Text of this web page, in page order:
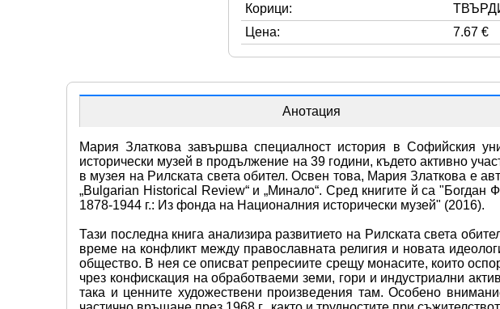
Корици:
Цена:
7.67 €
Анотация
Мария Златкова завършва специалност история в Софийския
исторически музей в продължение на 39 години, където активно
в музея на Рилската света обител. Освен това, Мария Златкова е
„Bulgarian Historical Review“ и „Минало“. Сред книгите й са
1878-1944 г.: Из фонда на Националния исторически музей" (2016).
Тази последна книга анализира развитието на Рилската света
време на конфликт между православната религия и новата
общество. В нея се описват репресиите срещу монасите, които
чрез конфискация на обработваеми земи, гори и индустриални
така и ценните художествени произведения там. Особено